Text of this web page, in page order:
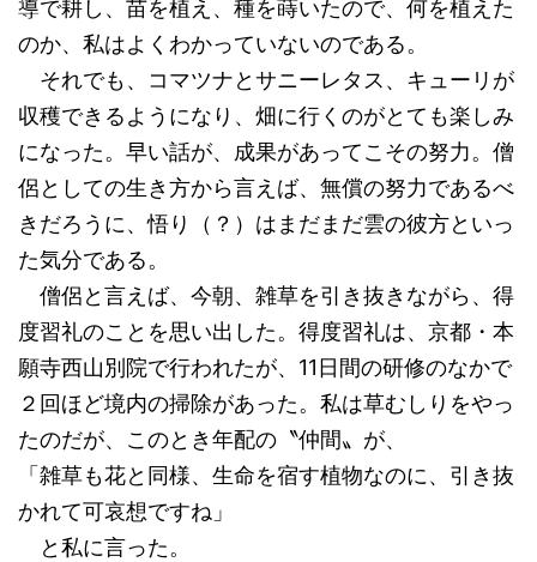
導で耕し、苗を植え、種を蒔いたので、何を植えた
のか、私はよくわかっていないのである。
それでも、コマツナとサニーレタス、キューリが
収穫できるようになり、畑に行くのがとても楽しみ
になった。早い話が、成果があってこその努力。僧
侶としての生き方から言えば、無償の努力であるべ
きだろうに、悟り（？）はまだまだ雲の彼方といっ
た気分である。
僧侶と言えば、今朝、雑草を引き抜きながら、得
度習礼のことを思い出した。得度習礼は、京都・本
願寺西山別院で行われたが、11日間の研修のなかで
２回ほど境内の掃除があった。私は草むしりをやっ
たのだが、このとき年配の〝仲間〟が、
「雑草も花と同様、生命を宿す植物なのに、引き抜
かれて可哀想ですね」
と私に言った。